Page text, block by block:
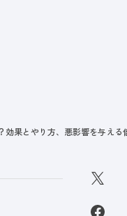
効果とやり方、悪影響を与える